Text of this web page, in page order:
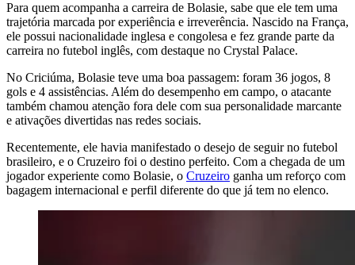
Para quem acompanha a carreira de Bolasie, sabe que ele tem uma
trajetória marcada por experiência e irreverência. Nascido na França,
ele possui nacionalidade inglesa e congolesa e fez grande parte da
carreira no futebol inglês, com destaque no Crystal Palace.
No Criciúma, Bolasie teve uma boa passagem: foram 36 jogos, 8
gols e 4 assistências. Além do desempenho em campo, o atacante
também chamou atenção fora dele com sua personalidade marcante
e ativações divertidas nas redes sociais.
Recentemente, ele havia manifestado o desejo de seguir no futebol
brasileiro, e o Cruzeiro foi o destino perfeito. Com a chegada de um
jogador experiente como Bolasie, o Cruzeiro ganha um reforço com
bagagem internacional e perfil diferente do que já tem no elenco.